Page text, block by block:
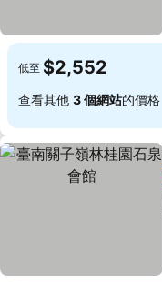
低至 $2,552
查看其他 3 個網站的價格